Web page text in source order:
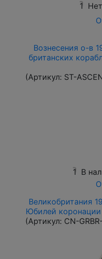
1
Вознесения о-в
британских
(Артикул: ST-
1 В
Великобритания
Юбилей коронации
(Артикул: CN-